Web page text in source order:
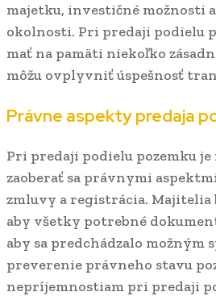
majetku, investičné možnosti
okolnosti. Pri predaji podielu
mať na pamäti niekoľko
môžu ovplyvniť úspešnosť
Právne aspekty predaja
Pri predaji podielu pozemku
zaoberať sa právnymi
zmluvy a registrácia. Majitelia
aby všetky potrebné
aby sa predchádzalo možným
preverenie právneho stavu
nepríjemnostiam pri predaji